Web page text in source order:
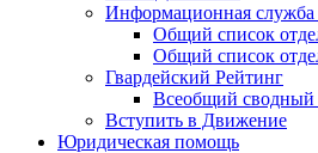
Информационная
Общий список
Общий список
Гвардейский Рейтинг
Всеобщий сводный
Вступить в Движение
Юридическая помощь